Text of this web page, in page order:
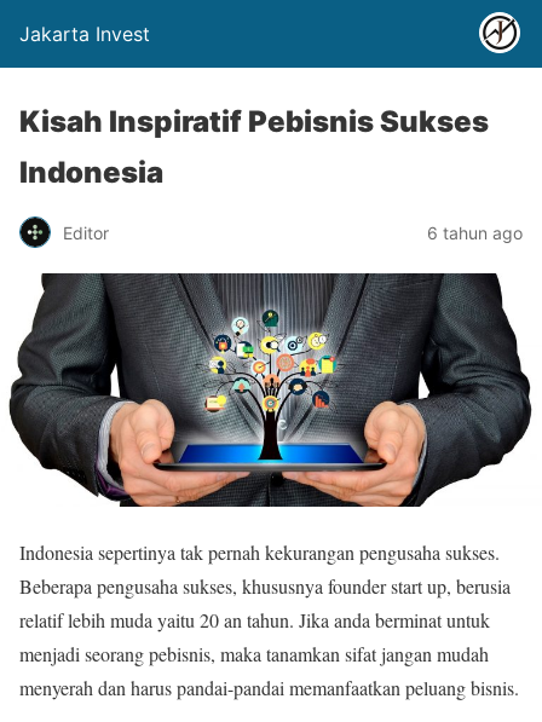
Jakarta Invest
Kisah Inspiratif Pebisnis Sukses
Indonesia
Editor 6 tahun ago
Indonesia sepertinya tak pernah kekurangan pengusaha sukses.
Beberapa pengusaha sukses, khususnya founder start up, berusia
relatif lebih muda yaitu 20 an tahun. Jika anda berminat untuk
menjadi seorang pebisnis, maka tanamkan sifat jangan mudah
menyerah dan harus pandai-pandai memanfaatkan peluang bisnis.